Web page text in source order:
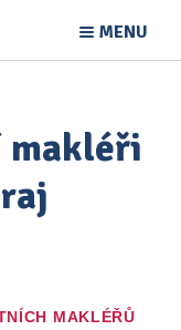
MENU
MAKLÉŘŮ